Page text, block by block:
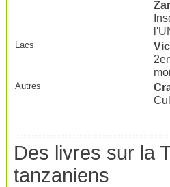
Lacs
Autres
Des livres sur la
tanzaniens